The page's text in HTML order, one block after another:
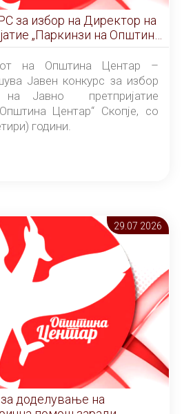
на
Општина
на Општина Центар –
Јавен конкурс за избор
Јавно претпријатие
Центар“ Скопје, со
години.
29.07 2026